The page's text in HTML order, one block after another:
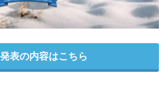
表の内容はこちら